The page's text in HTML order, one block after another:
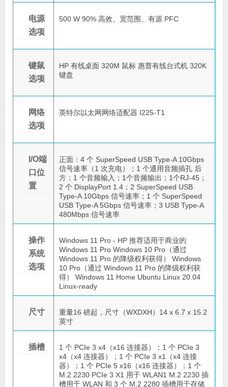
电源
选项
500 W 90% 高效、宽范围、有源 PFC
键鼠
选项
HP 有线桌面 320M 鼠标 惠普有线台式机 320K
键盘
网络
选项
英特尔以太网网络适配器 I225-T1
I/O端
口位
置
正面：4 个 SuperSpeed USB Type-A 10Gbps
信号速率（1 次充电）；1 个通用音频插孔 后
方：1 个音频输入；1个音频输出；1个RJ-45；
2 个 DisplayPort 1.4；2 SuperSpeed USB
Type-A 10Gbps 信号速率；1 个 SuperSpeed
USB Type-A 5Gbps 信号速率；3 USB Type-A
480Mbps 信号速率
操作
系统
选项
Windows 11 Pro - HP 推荐适用于商业的
Windows 11 Pro Windows 10 Pro（通过
Windows 11 Pro 的降级权利获得） Windows
10 Pro（通过 Windows 11 Pro 的降级权利获
得） Windows 11 Home Ubuntu Linux 20.04
Linux-ready
尺寸
重量16 磅起，尺寸（WXDXH）14 x 6.7 x 15.2
英寸
插槽
1 个 PCIe 3 x4（x16 连接器）；1 个 PCIe 3
x4（x4 连接器）；1 个 PCIe 3 x1（x4 连接
器）；1 个 PCIe 5 x16（x16 连接器）；1 个
M.2 2230 PCIe 3 X1 用于 WLAN1 M.2 2230 插
槽用于 WLAN 和 3 个 M.2 2280 插槽用于存储